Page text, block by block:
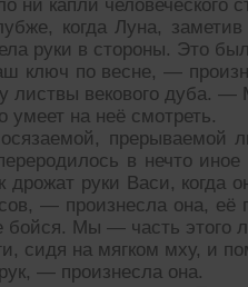
ни капли человеческого
когда Луна,
руки в стороны. Это
ключ по весне, —
листвы векового дуба.
умеет на неё смотреть.
прерываемой
в нечто
руки Васи, когда
— произнесла она,
бойся. Мы — часть этого
сидя на мягком мху, и
— произнесла она.